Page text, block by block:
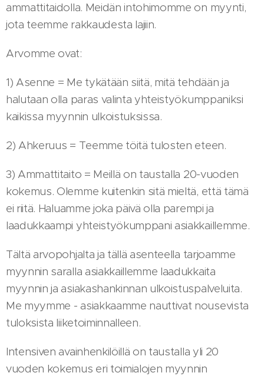
ammattitaidolla. Meidän intohimomme on myynti,
jota teemme rakkaudesta lajiin.
Arvomme ovat:
1) Asenne = Me tykätään siitä, mitä tehdään ja
halutaan olla paras valinta yhteistyökumppaniksi
kaikissa myynnin ulkoistuksissa.
2) Ahkeruus = Teemme töitä tulosten eteen.
3) Ammattitaito = Meillä on taustalla 20-vuoden
kokemus. Olemme kuitenkin sitä mieltä, että tämä
ei riitä. Haluamme joka päivä olla parempi ja
laadukkaampi yhteistyökumppani asiakkaillemme.
Tältä arvopohjalta ja tällä asenteella tarjoamme
myynnin saralla asiakkaillemme laadukkaita
myynnin ja asiakashankinnan ulkoistuspalveluita.
Me myymme - asiakkaamme nauttivat nousevista
tuloksista liiketoiminnalleen.
Intensiven avainhenkilöillä on taustalla yli 20
vuoden kokemus eri toimialojen myynnin